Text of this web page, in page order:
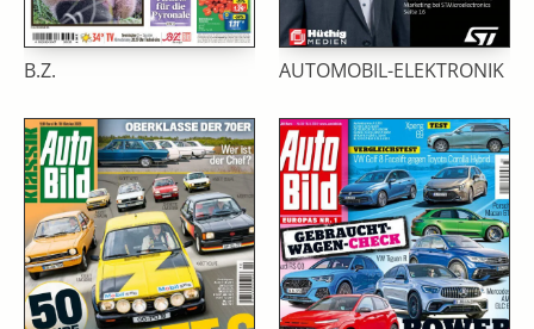
B.Z. AUTOMOBIL-ELEKTRONIK